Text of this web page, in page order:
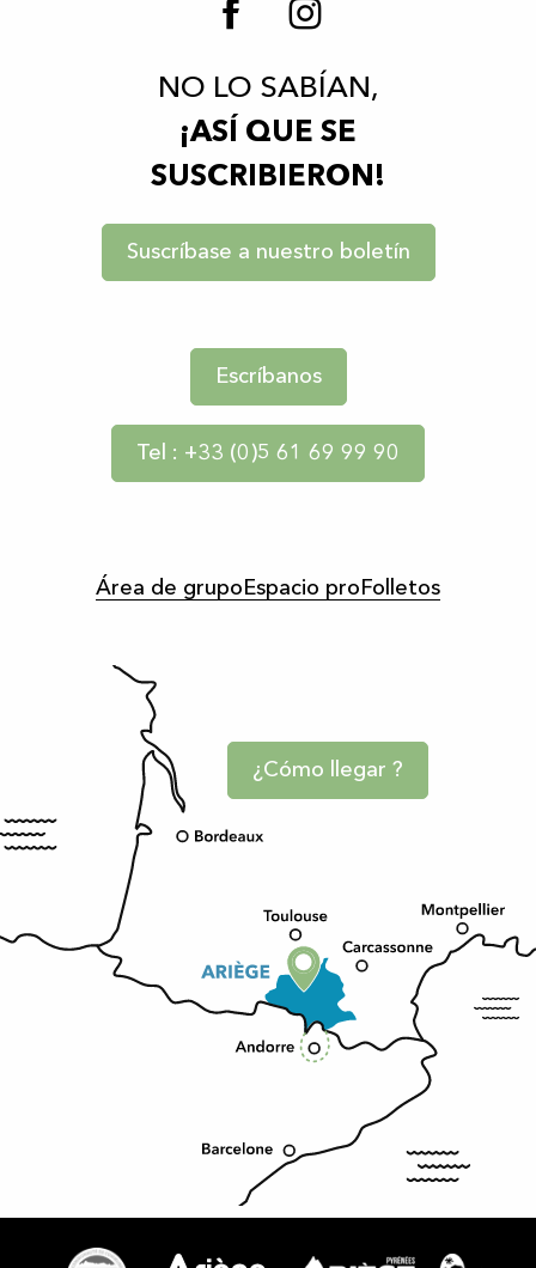
NO LO SABÍAN,
¡ASÍ QUE SE
SUSCRIBIERON!
Suscríbase a nuestro boletín
Escríbanos
Tel : +33 (0)5 61 69 99 90
Área de grupo Espacio pro Folletos
¿Cómo llegar ?